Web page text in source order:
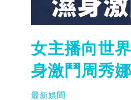
女主播向世
身激鬥周秀娜
最新娛聞